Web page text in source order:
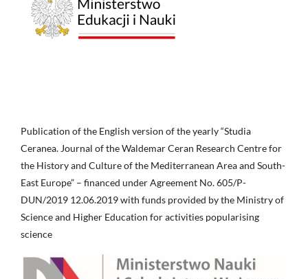
Publication of the English version of the yearly “Studia
Ceranea. Journal of the Waldemar Ceran Research Centre for
the History and Culture of the Mediterranean Area and South-
East Europe” – financed under Agreement No. 605/P-
DUN/2019 12.06.2019 with funds provided by the Ministry of
Science and Higher Education for activities popularising
science